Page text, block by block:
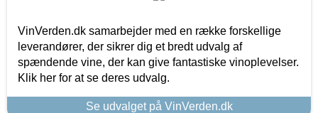
VinVerden.dk samarbejder med en række forskellige
leverandører, der sikrer dig et bredt udvalg af
spændende vine, der kan give fantastiske vinoplevelser.
Klik her for at se deres udvalg.
Se udvalget på VinVerden.dk